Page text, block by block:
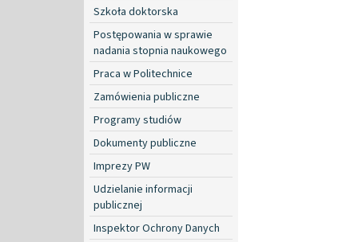
Szkoła doktorska
Postępowania w sprawie
nadania stopnia naukowego
Praca w Politechnice
Zamówienia publiczne
Programy studiów
Dokumenty publiczne
Imprezy PW
Udzielanie informacji
publicznej
Inspektor Ochrony Danych